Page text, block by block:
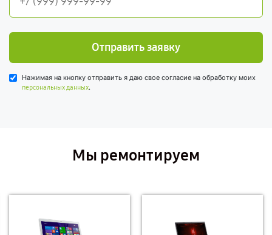
Отправить заявку
Нажимая на кнопку отправить я даю свое согласие на обработку моих
персональных данных.
Мы ремонтируем